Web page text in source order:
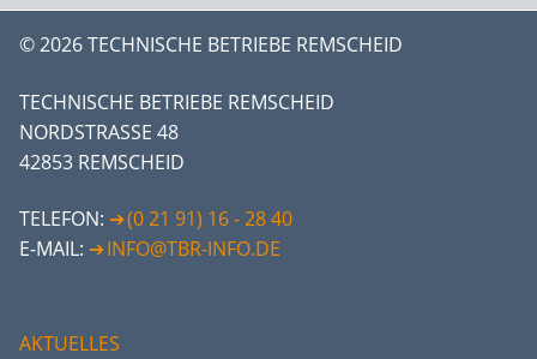
© 2026 TECHNISCHE BETRIEBE REMSCHEID
TECHNISCHE BETRIEBE REMSCHEID
NORDSTRASSE 48
42853 REMSCHEID
TELEFON:
(0 21 91) 16 - 28 40
E-MAIL:
INFO@TBR-INFO.DE
AKTUELLES